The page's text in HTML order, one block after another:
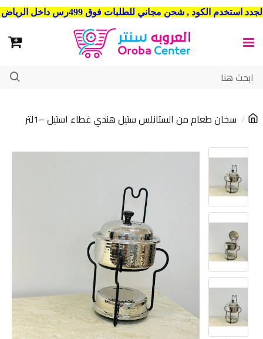
شحن مجاني للطلبات فوق 499رس داخل الرياض . وشحن الي جميع مدن المملكة العربية السعودية
سخان طعام من الستانلس ستيل هندي غطاء استيل –1لتر